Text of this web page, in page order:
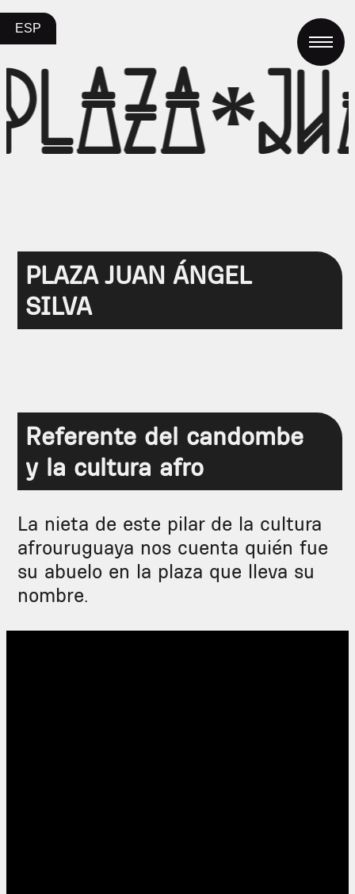
ESP
PLAZA JUAN ÁNGEL
SILVA
Referente del candombe
y la cultura afro
La nieta de este pilar de la cultura
afrouruguaya nos cuenta quién fue
su abuelo en la plaza que lleva su
nombre.